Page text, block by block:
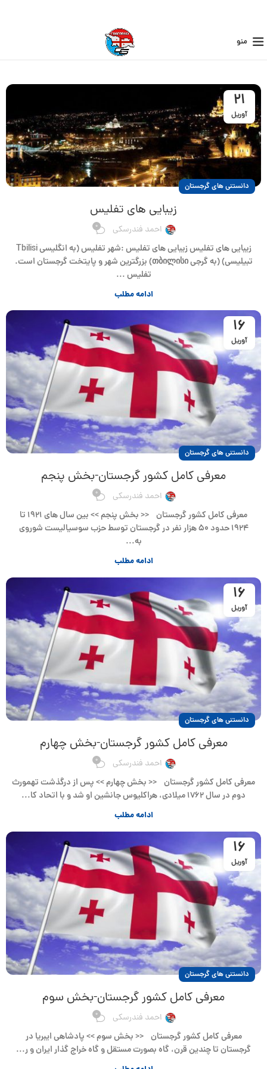
منو
21
آوریل
دانستنی های گرجستان
زیبایی های تفلیس
احمد فندرسکی 0
زیبایی های تفلیس زیبایی های تفلیس :شهر تفلیس (به انگلیسی Tbilisi
تبیلیسی) (به گرجی თბილისი) بزرگترین شهر و پایتخت گرجستان است.
تفلیس ...
ادامه مطلب
16
آوریل
دانستنی های گرجستان
معرفی کامل کشور گرجستان-بخش پنجم
احمد فندرسکی 0
معرفی کامل کشور گرجستان << بخش پنجم >> بین سال های ۱۹۲۱ تا
۱۹۲۴ حدود ۵۰ هزار نفر در گرجستان توسط حزب سوسیالیست شوروی
به...
ادامه مطلب
16
آوریل
دانستنی های گرجستان
معرفی کامل کشور گرجستان-بخش چهارم
احمد فندرسکی 0
معرفی کامل کشور گرجستان << بخش چهارم >> پس از درگذشت تهمورث
دوم در سال ۱۷۶۲ میلادی، هراکلیوس جانشین او شد و با اتحاد کا...
ادامه مطلب
16
آوریل
دانستنی های گرجستان
معرفی کامل کشور گرجستان-بخش سوم
احمد فندرسکی 0
معرفی کامل کشور گرجستان << بخش سوم >> پادشاهی ایبریا در
گرجستان تا چندین قرن، گاه بصورت مستقل و گاه خراج گذار ایران و ر...